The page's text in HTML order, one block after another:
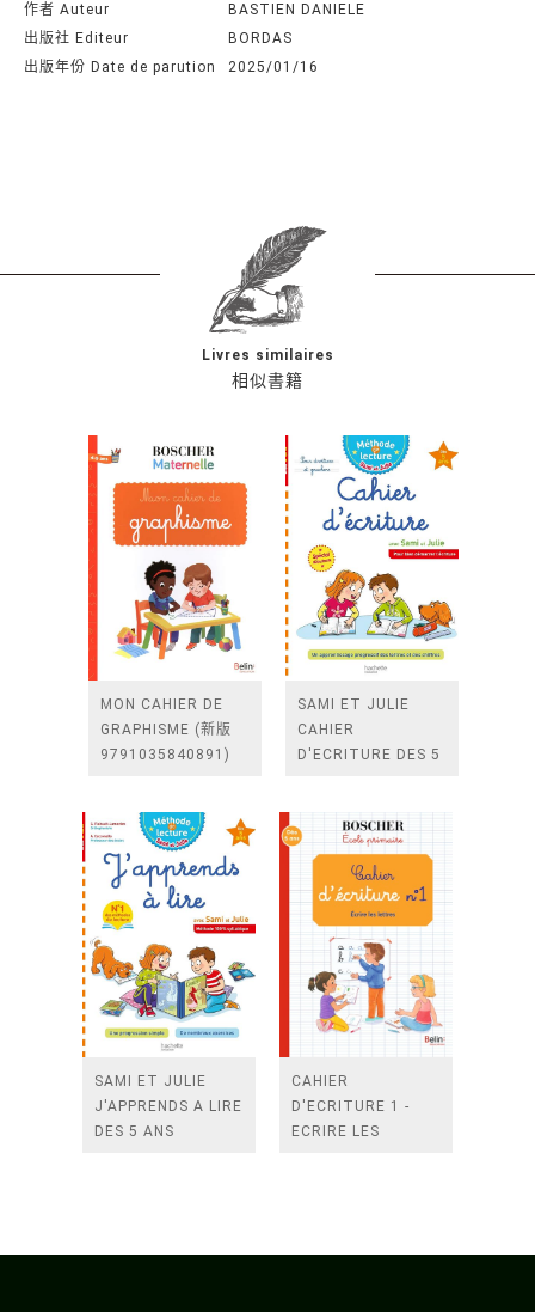
作者 Auteur
BASTIEN DANIELE
出版社 Editeur
BORDAS
出版年份 Date de parution
2025/01/16
相似書籍
Livres similaires
MON CAHIER DE
GRAPHISME (新版
9791035840891)
SAMI ET JULIE
CAHIER
D'ECRITURE DES 5
SAMI ET JULIE
J'APPRENDS A LIRE
DES 5 ANS
CAHIER
D'ECRITURE 1 -
ECRIRE LES